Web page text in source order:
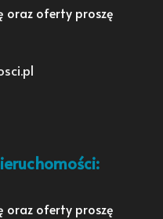
oraz oferty proszę
oraz oferty proszę